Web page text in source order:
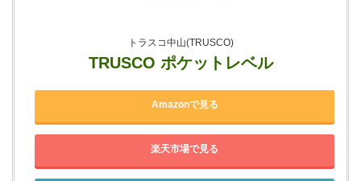
トラスコ中山(TRUSCO)
TRUSCO ポケットレベル
Amazonで見る
楽天市場で見る